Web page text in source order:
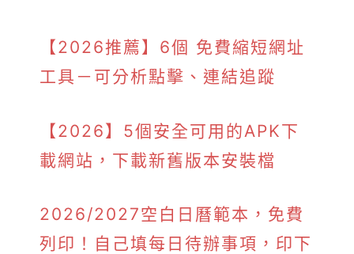
【2026推薦】6個 免費縮短網址
工具－可分析點擊、連結追蹤
【2026】5個安全可用的APK下
載網站，下載新舊版本安裝檔
2026/2027空白日曆範本，免費
列印！自己填每日待辦事項，印下